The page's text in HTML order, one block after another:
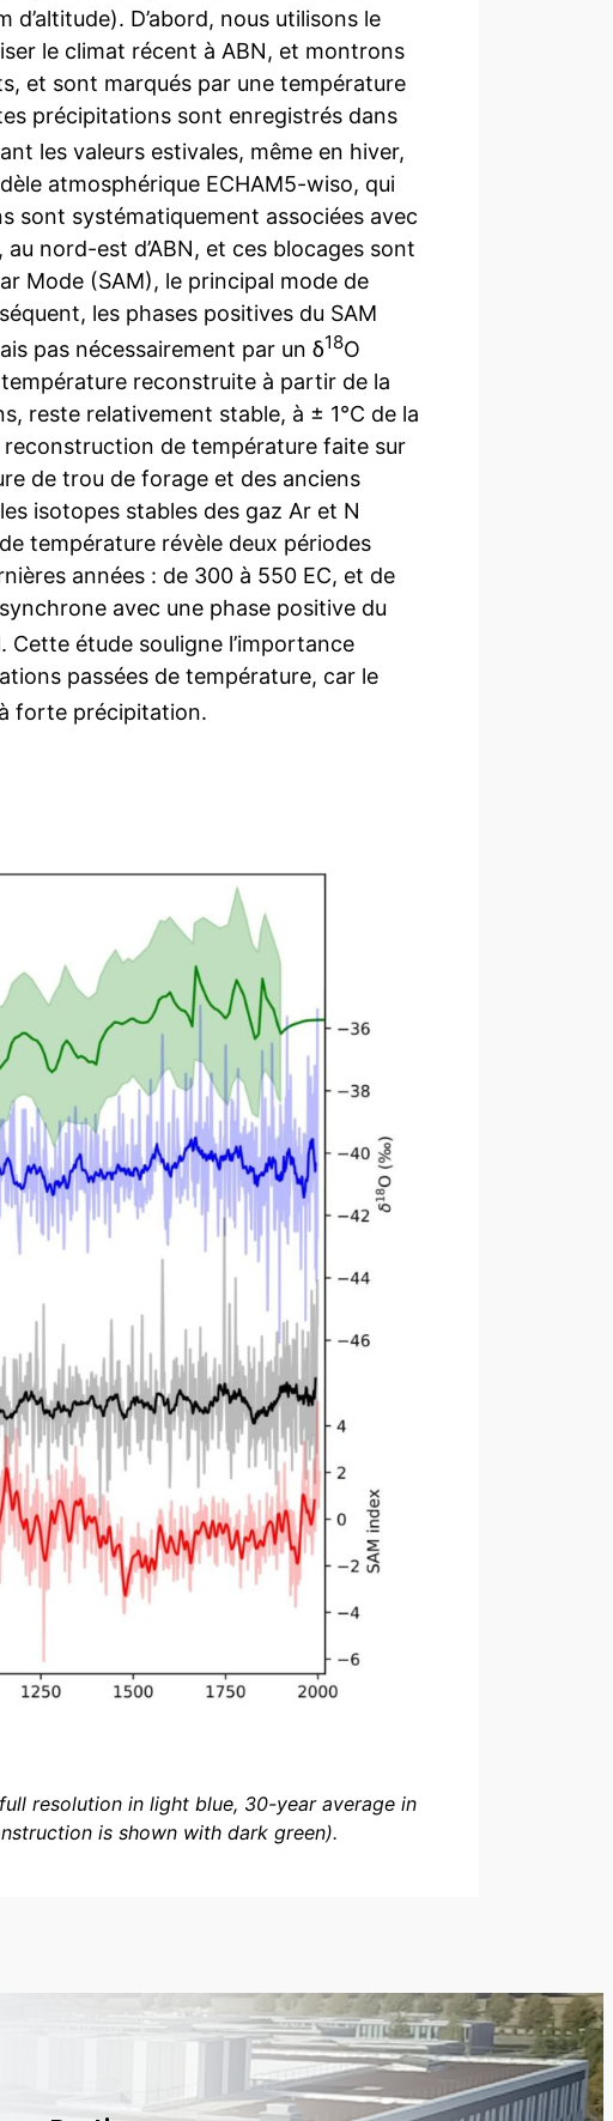
d’altitude). D’abord, nous utilisons le
le climat récent à ABN, et montrons
et sont marqués par une température
précipitations sont enregistrés dans
les valeurs estivales, même en hiver,
atmosphérique ECHAM5-wiso, qui
sont systématiquement associées avec
nord-est d’ABN, et ces blocages sont
Mode (SAM), le principal mode de
les phases positives du SAM
pas nécessairement par un δ18O
reconstruite à partir de la
reste relativement stable, à ± 1°C de la
de température faite sur
de trou de forage et des anciens
isotopes stables des gaz Ar et N
température révèle deux périodes
années : de 300 à 550 EC, et de
avec une phase positive du
Cette étude souligne l’importance
passées de température, car le
forte précipitation.
resolution in light blue, 30-year average in
is shown with dark green).